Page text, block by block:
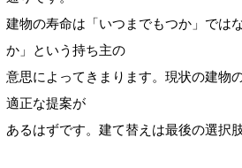
建物の寿命は「いつまでもつか」では
か」という持ち主の
意思によってきまります。現状の建物
適正な提案が
あるはずです。建て替えは最後の選択